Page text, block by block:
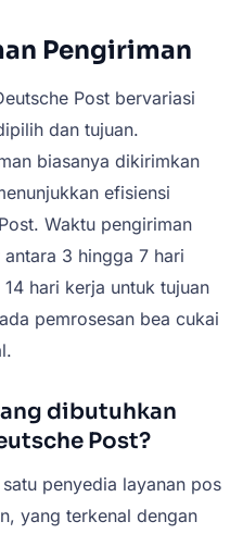
Pengiriman
Post bervariasi
dan tujuan.
biasanya dikirimkan
efisiensi
Waktu pengiriman
3 hingga 7 hari
hari kerja untuk tujuan
pemrosesan bea cukai
dibutuhkan
Post?
penyedia layanan pos
yang terkenal dengan